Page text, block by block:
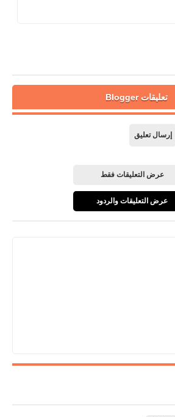
تعليقات Blogger
إرسال تعليق
عرض التعليقات فقط
عرض التعليقات والردود